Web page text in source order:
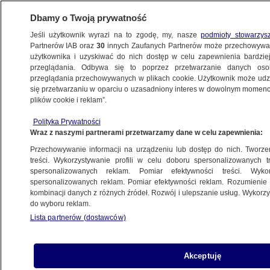
POLSKA
wybija go w powietrze
2.07.2022, 18:12
Udostępnij
Dbamy o Twoją prywatność
Jeśli użytkownik wyrazi na to zgodę, my, naszepodmioty
Partnerów IAB oraz30 innych Zaufanych Partnerów może
użytkownika i uzyskiwać do nich dostęp w celu zapewnienia
przeglądania. Odbywa się to poprzez przetwarzanie danych
przeglądania przechowywanych w plikach cookie. Użytkownik może
się przetwarzaniu w oparciu o uzasadniony interes w dowolnym
plików cookie i reklam”.
Polityka Prywatności
Wraz z naszymi partnerami przetwarzamy dane w celu zapewnienia:
Przechowywanie informacji na urządzeniu lub dostęp do nich.
treści. Wykorzystywanie profili w celu doboru spersonalizowanych
spersonalizowanych reklam. Pomiar efektywności treści.
spersonalizowanych reklam. Pomiar efektywności reklam.
kombinacji danych z różnych źródeł. Rozwój i ulepszanie usług.
do wyboru reklam.
Lista partnerów (dostawców)
Akceptuję